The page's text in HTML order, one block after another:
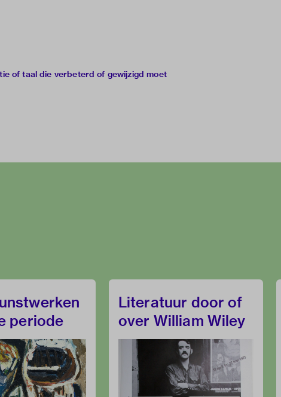
of taal die verbeterd of gewijzigd moet
periode
Literatuur door of
over William Wiley